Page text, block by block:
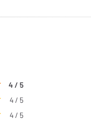
4 / 5
4 / 5
4 / 5